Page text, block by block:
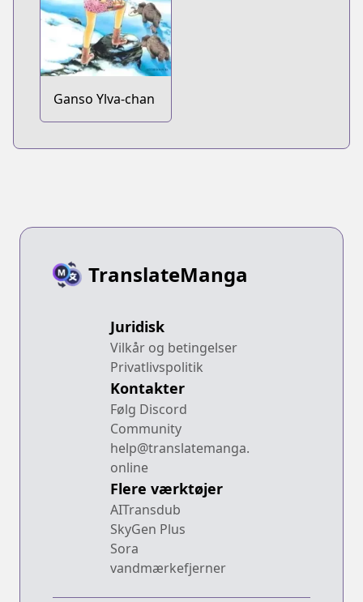
Ganso Ylva-chan
TranslateManga
Juridisk
Vilkår og betingelser
Privatlivspolitik
Kontakter
Følg Discord
Community
help@translatemanga.
online
Flere værktøjer
AITransdub
SkyGen Plus
Sora
vandmærkefjerner